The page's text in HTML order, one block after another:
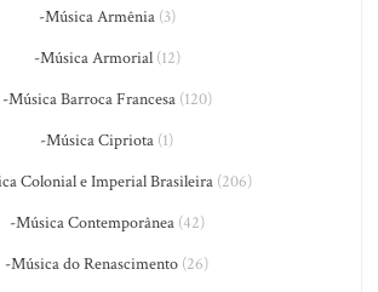
-Música Armênia(3)
-Música Armorial(12)
-Música Barroca Francesa(120)
-Música Cipriota (1)
Colonial e Imperial Brasileira(206)
-Música Contemporânea(42)
-Música do Renascimento (26)